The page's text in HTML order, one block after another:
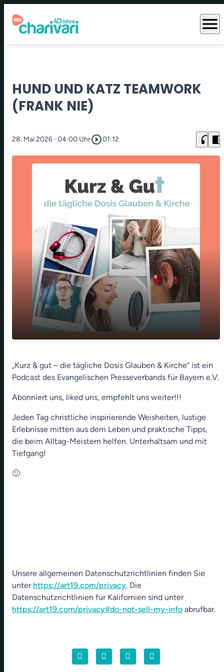
menu
HUND UND KATZ TEAMWORK
(FRANK NIE)
28. Mai 2026 · 04:00 Uhrplay_circle_outline01:12 headphones chrome_reader_mode
play_arrow
00:00 01:12
„Kurz & gut – die tägliche Dosis Glauben & Kirche“ ist ein
Podcast des Evangelischen Presseverbands für Bayern e.V.
Abonniert uns, liked uns, empfehlt uns weiter!!!
Jeden Tag christliche inspirierende Weisheiten, lustige
Erlebnisse mitten aus dem Leben und praktische Tipps,
die beim Alltag-Meistern helfen. Unterhaltsam und mit
Tiefgang!
🙂
Unsere allgemeinen Datenschutzrichtlinien finden Sie
unter https://art19.com/privacy. Die
Datenschutzrichtlinien für Kalifornien sind unter
https://art19.com/privacy#do-not-sell-my-info abrufbar.